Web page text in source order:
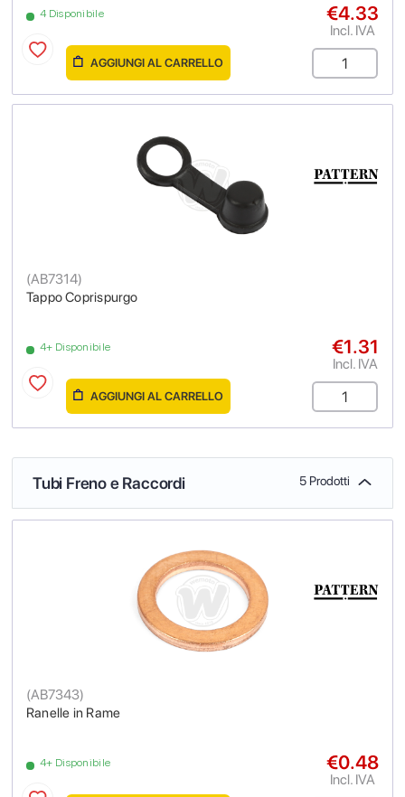
4 Disponibile €4.33
Incl. IVA
AGGIUNGI AL CARRELLO
Tappo Coprispurgo
(AB7314)
4+ Disponibile €1.31
Incl. IVA
AGGIUNGI AL CARRELLO
Tubi Freno e Raccordi 5 Prodotti
Ranelle in Rame
(AB7343)
4+ Disponibile €0.48
Incl. IVA